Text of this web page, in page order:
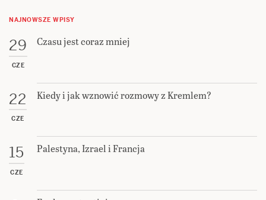
NAJNOWSZE WPISY
29
CZE
Czasu jest coraz mniej
22
CZE
Kiedy i jak wznowić rozmowy z Kremlem?
15
CZE
Palestyna, Izrael i Francja